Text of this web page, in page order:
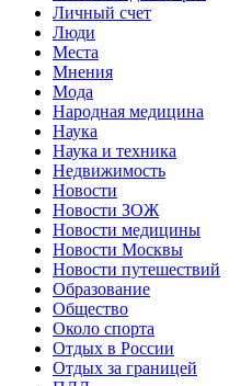
Личный счет
Люди
Места
Мнения
Мода
Народная медицина
Наука
Наука и техника
Недвижимость
Новости
Новости ЗОЖ
Новости медицины
Новости Москвы
Новости путешествий
Образование
Общество
Около спорта
Отдых в России
Отдых за границей